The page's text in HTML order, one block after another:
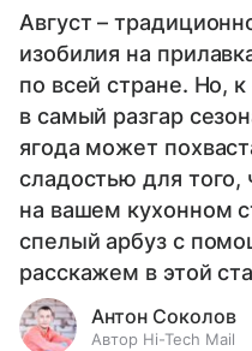
Август –
изобилия на
по всей стране. Но,
в самый разгар
ягода может
сладостью для того,
на вашем кухонном
спелый арбуз с
расскажем в этой
Антон Соколов
Автор Hi-Tech Mail